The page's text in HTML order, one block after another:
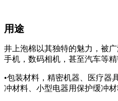
用途
井上泡棉以其独特的魅力，被
手机，数码相机，甚至汽车等精
•包装材料，精密机器、医疗器
冲材料、小型电器用保护缓冲